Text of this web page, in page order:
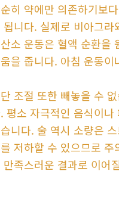
히 약에만 의존하기보
됩니다. 실제로 비아그
소 운동은 혈액 순환을
을 줍니다. 아침 운동
조절 또한 빼놓을 수
평소 자극적인 음식이
니다. 술 역시 소량은
저하할 수 있으므로
만족스러운 결과로 이어